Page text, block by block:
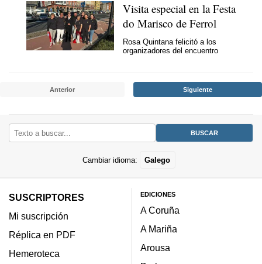
Visita especial en la Festa
do Marisco de Ferrol
Rosa Quintana felicitó a los
organizadores del encuentro
Anterior Siguiente
Cambiar idioma: Galego
SUSCRIPTORES
Mi suscripción
Réplica en PDF
Hemeroteca
EDICIONES
A Coruña
A Mariña
Arousa